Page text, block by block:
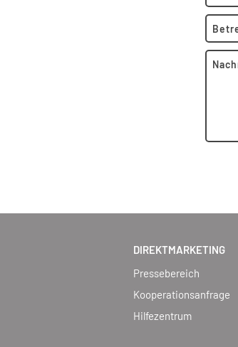
DIREKTMARKETING
Pressebereich
Kooperationsanfrage
Hilfezentrum